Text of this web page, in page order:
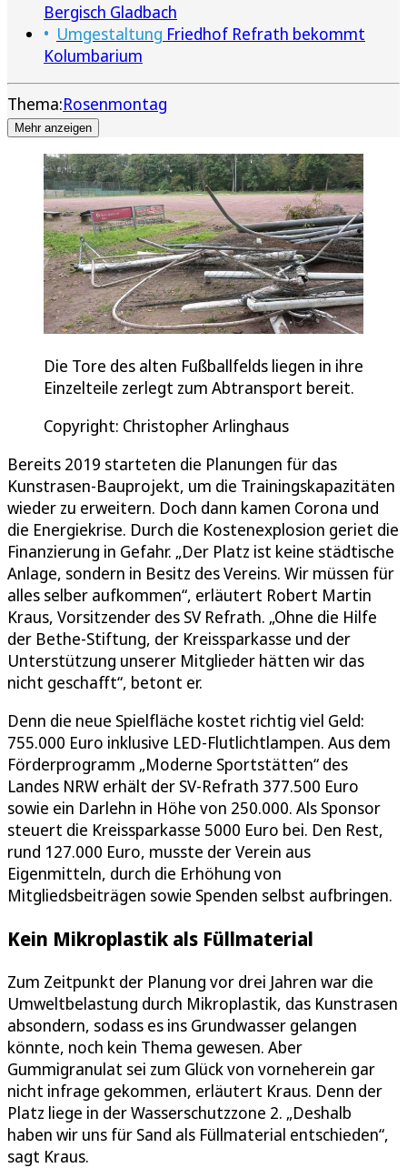
Bergisch Gladbach
Umgestaltung Friedhof Refrath bekommt
Kolumbarium
Thema:Rosenmontag
Mehr anzeigen
Die Tore des alten Fußballfelds liegen in ihre
Einzelteile zerlegt zum Abtransport bereit.
Copyright: Christopher Arlinghaus
Bereits 2019 starteten die Planungen für das
Kunstrasen-Bauprojekt, um die Trainingskapazitäten
wieder zu erweitern. Doch dann kamen Corona und
die Energiekrise. Durch die Kostenexplosion geriet die
Finanzierung in Gefahr. „Der Platz ist keine städtische
Anlage, sondern in Besitz des Vereins. Wir müssen für
alles selber aufkommen“, erläutert Robert Martin
Kraus, Vorsitzender des SV Refrath. „Ohne die Hilfe
der Bethe-Stiftung, der Kreissparkasse und der
Unterstützung unserer Mitglieder hätten wir das
nicht geschafft“, betont er.
Denn die neue Spielfläche kostet richtig viel Geld:
755.000 Euro inklusive LED-Flutlichtlampen. Aus dem
Förderprogramm „Moderne Sportstätten“ des
Landes NRW erhält der SV-Refrath 377.500 Euro
sowie ein Darlehn in Höhe von 250.000. Als Sponsor
steuert die Kreissparkasse 5000 Euro bei. Den Rest,
rund 127.000 Euro, musste der Verein aus
Eigenmitteln, durch die Erhöhung von
Mitgliedsbeiträgen sowie Spenden selbst aufbringen.
Kein Mikroplastik als Füllmaterial
Zum Zeitpunkt der Planung vor drei Jahren war die
Umweltbelastung durch Mikroplastik, das Kunstrasen
absondern, sodass es ins Grundwasser gelangen
könnte, noch kein Thema gewesen. Aber
Gummigranulat sei zum Glück von vorneherein gar
nicht infrage gekommen, erläutert Kraus. Denn der
Platz liege in der Wasserschutzzone 2. „Deshalb
haben wir uns für Sand als Füllmaterial entschieden“,
sagt Kraus.